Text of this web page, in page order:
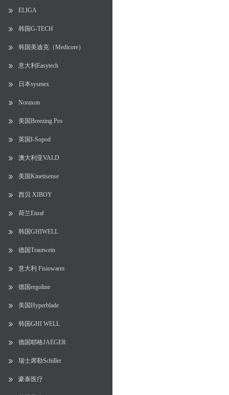
ELIGA
韩国G-TECH
韩国美迪克（Medicore）
意大利Easytech
日本sysmex
Noraxon
美国Breezing Pro
英国I-Sopod
澳大利亚VALD
美国Kinetisense
西贝 XIBOY
荷兰Enraf
韩国GHIWELL
德国Trautwein
意大利 Fisiowarm
德国ergoline
美国Hyperblade
韩国GHI WELL
德国耶格JAEGER
瑞士席勒Schiller
豪泰医疗